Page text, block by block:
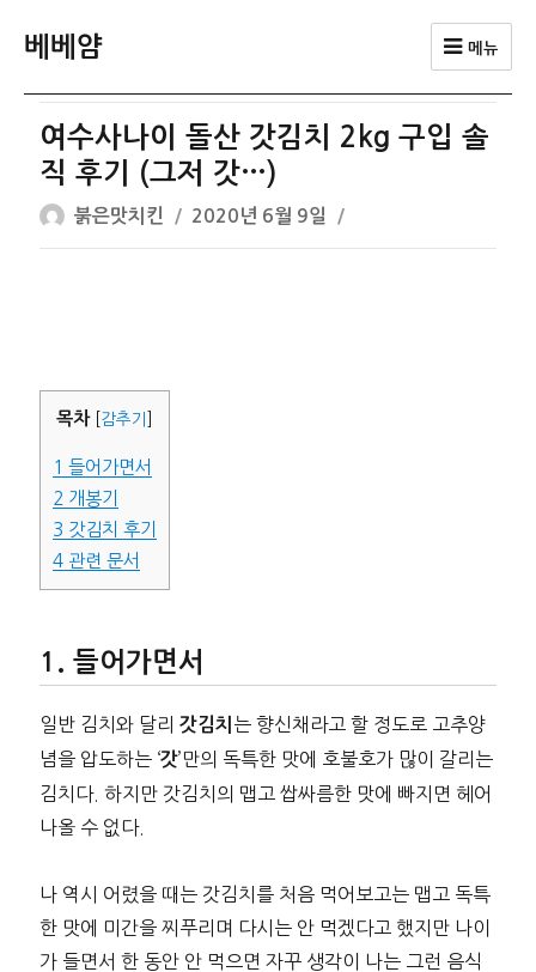
베베얌 메뉴
여수사나이 돌산 갓김치 2kg 구입 솔
직 후기 (그저 갓…)
글
쓴
붉은맛치킨
작
성
2020년 6월 9일
목차 감추기
1 들어가면서
2 개봉기
3 갓김치 후기
4관련 문서
들어가면서
일반 김치와 달리 갓김치 는 향신채라고 할 정도로 고추양
념을 압도하는 ‘갓’만의 독특한 맛에 호불호가 많이 갈리는
김치다. 하지만 갓김치의 맵고 쌉싸름한 맛에 빠지면 헤어
나올 수 없다.
나 역시 어렸을 때는 갓김치를 처음 먹어보고는 맵고 독특
한 맛에 미간을 찌푸리며 다시는 안 먹겠다고 했지만 나이
가 들면서 한 동안 안 먹으면 자꾸 생각이 나는 그런 음식